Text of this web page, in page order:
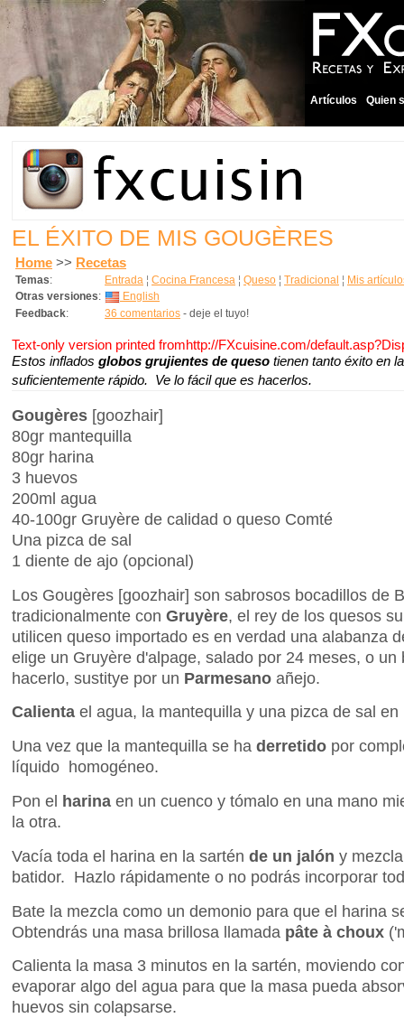
Artículos Quien
EL ÉXITO DE MIS GOUGÈRES
Home >> Recetas
Temas: Entrada ¦ Cocina Francesa ¦ Queso ¦ Tradicional ¦ Mis
Otras versiones:
English
Feedback: 36 comentarios - deje el tuyo!
Text-only version printed fromhttp://FXcuisine.com/
Estos inflados globos grujientes de queso tienen tanto éxito en
suficientemente rápido. Ve lo fácil que es hacerlos.
Gougères [goozhair]
80gr mantequilla
80gr harina
3 huevos
200ml agua
40-100gr Gruyère de calidad o queso Comté
Una pizca de sal
1 diente de ajo (opcional)
Los Gougères [goozhair] son sabrosos bocadillos de
tradicionalmente con Gruyère, el rey de los quesos
utilicen queso importado es en verdad una alabanza
elige un Gruyère d'alpage, salado por 24 meses, o
hacerlo, sustitye por un Parmesano añejo.
Calienta el agua, la mantequilla y una pizca de sal en
Una vez que la mantequilla se ha derretido por
líquido homogéneo.
Pon el harina en un cuenco y tómalo en una mano
la otra.
Vacía toda el harina en la sartén de un jalón y
batidor. Hazlo rápidamente o no podrás incorporar
Bate la mezcla como un demonio para que el harina
Obtendrás una masa brillosa llamada pâte à choux
Calienta la masa 3 minutos en la sartén, moviendo
evaporar algo del agua para que la masa pueda
huevos sin colapsarse.